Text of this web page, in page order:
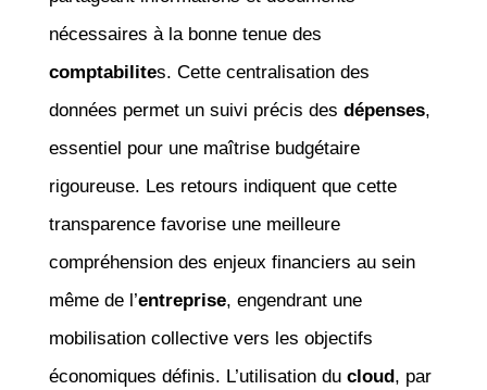
nécessaires à la bonne tenue des
comptabilites. Cette centralisation des
données permet un suivi précis des dépenses,
essentiel pour une maîtrise budgétaire
rigoureuse. Les retours indiquent que cette
transparence favorise une meilleure
compréhension des enjeux financiers au sein
même de l’entreprise, engendrant une
mobilisation collective vers les objectifs
économiques définis. L’utilisation du cloud, par